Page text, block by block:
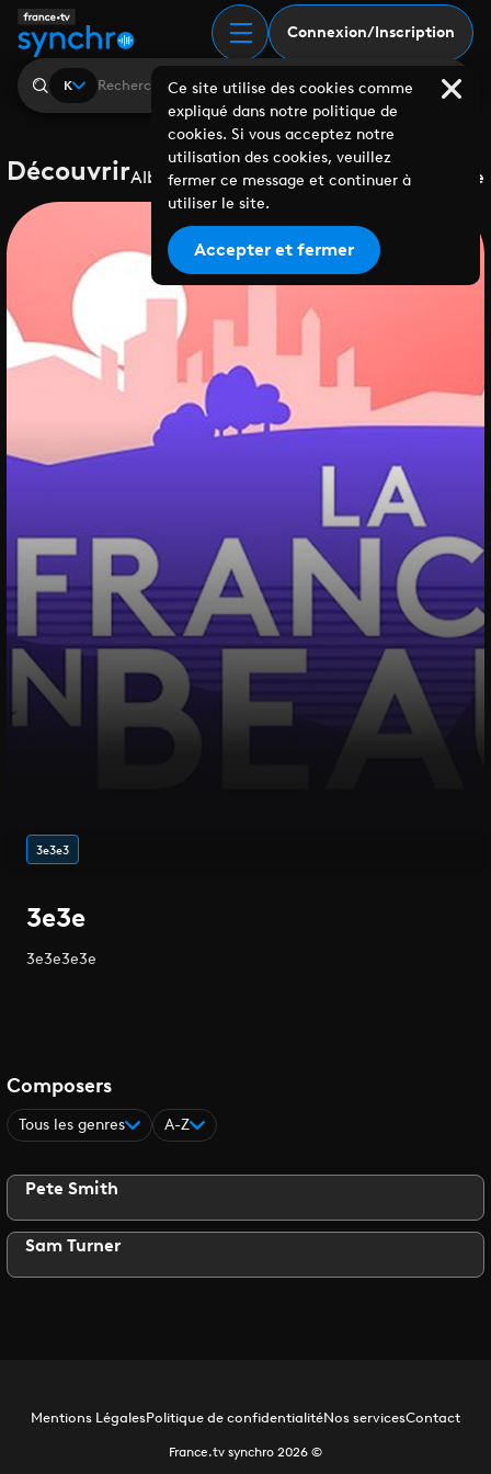
Connexion/Inscription
K
DécouvrirAlbumsPlaylistsCollaborationsLabels Genre
3e3e3
3e3e
3e3e3e3e
Composers
Tous les genres A-Z
Pete Smith
Sam Turner
Mentions LégalesPolitique de confidentialitéNos servicesContact
France.tv synchro 2026 ©
Ce site utilise des cookies comme
expliqué dans notre politique de
cookies. Si vous acceptez notre
utilisation des cookies, veuillez
fermer ce message et continuer à
utiliser le site.
Accepter et fermer